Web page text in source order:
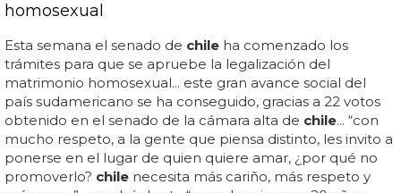
homosexual
Esta semana el senado de chile ha comenzado los
trámites para que se apruebe la legalización del
matrimonio homosexual... este gran avance social del
país sudamericano se ha conseguido, gracias a 22 votos
obtenido en el senado de la cámara alta de chile... “con
mucho respeto, a la gente que piensa distinto, les invito a
ponerse en el lugar de quien quiere amar, ¿por qué no
promoverlo? chile necesita más cariño, más respeto y